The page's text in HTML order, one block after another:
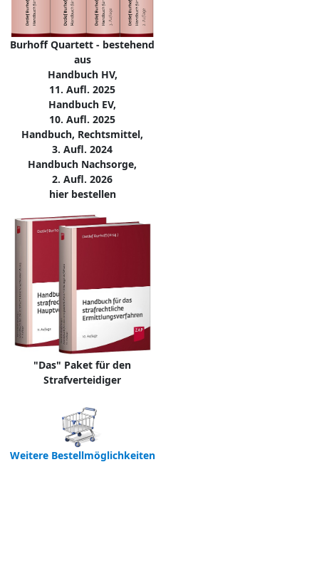
Burhoff Quartett - bestehend
aus
Handbuch HV,
11. Aufl. 2025
Handbuch EV,
10. Aufl. 2025
Handbuch, Rechtsmittel,
3. Aufl. 2024
Handbuch Nachsorge,
2. Aufl. 2026
hier bestellen
"Das" Paket für den
Strafverteidiger
Weitere Bestellmöglichkeiten